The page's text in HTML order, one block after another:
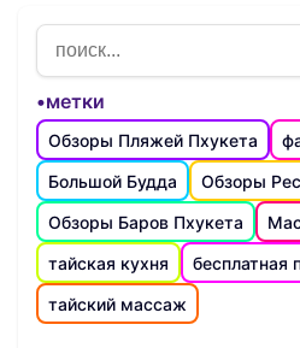
•метки
Обзоры Пляжей Пхукета
Большой Будда
Обзоры
Обзоры Баров Пхукета
тайская кухня
бесплатная
тайский массаж